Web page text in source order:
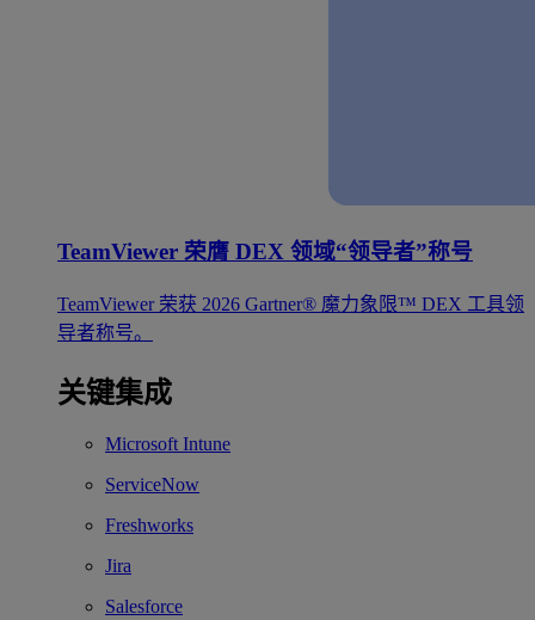
TeamViewer 荣膺 DEX 领域“领导者”称号
TeamViewer 荣获 2026 Gartner® 魔力象限™ DEX 工具领
导者称号。
关键集成
Microsoft Intune
ServiceNow
Freshworks
Jira
Salesforce